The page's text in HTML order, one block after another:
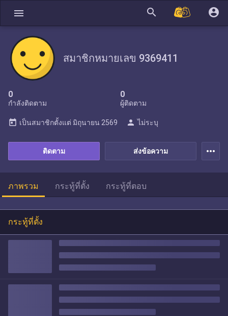
menu search account_circle
สมาชิกหมายเลข 9369411
0
กำลังติดตาม
0
ผู้ติดตาม
ส่งข้อความ
ติดตาม
today เป็นสมาชิกตั้งแต่ มิถุนายน 2569 person ไม่ระบุ
more_horiz
ภาพรวม กระทู้ที่ตั้ง กระทู้ที่ตอบ
กระทู้ที่ตั้ง